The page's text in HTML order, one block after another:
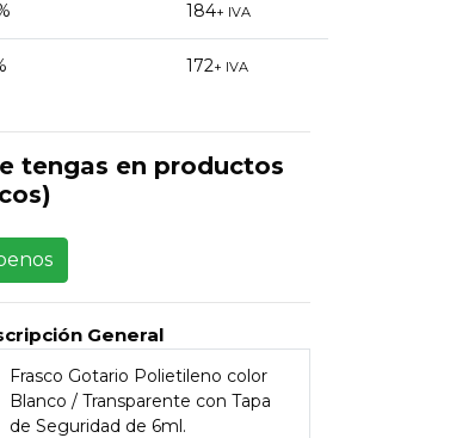
184+ IVA
172+ IVA
tengas en productos
General
Frasco Gotario Polietileno color
Blanco / Transparente con Tapa
de Seguridad de 6ml.